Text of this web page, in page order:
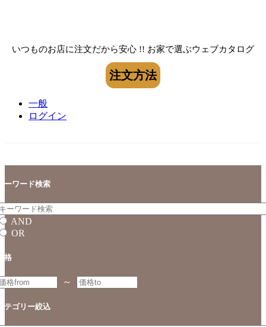
いつものお店に注文だから安心 !! お家で選ぶウェブカタログ
注文方法
一般
ログイン
ーワード検索
AND
OR
格
～
テゴリー絞込